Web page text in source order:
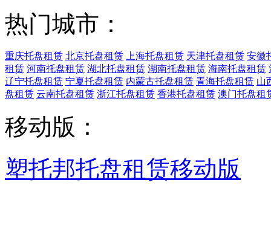
热门城市：
重庆托盘租赁 北京托盘租赁 上海托盘租赁 天津托盘租赁 安徽
租赁 河南托盘租赁 湖北托盘租赁 湖南托盘租赁 海南托盘租赁
辽宁托盘租赁 宁夏托盘租赁 内蒙古托盘租赁 青海托盘租赁 山
盘租赁 云南托盘租赁 浙江托盘租赁 香港托盘租赁 澳门托盘租
移动版：
塑托邦托盘租赁移动版